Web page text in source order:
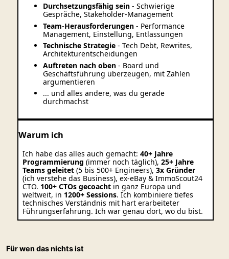
Durchsetzungsfähig sein - Schwierige
Gespräche, Stakeholder-Management
Team-Herausforderungen - Performance
Management, Einstellung, Entlassungen
Technische Strategie - Tech Debt, Rewrites,
Architekturentscheidungen
Auftreten nach oben - Board und
Geschäftsführung überzeugen, mit Zahlen
argumentieren
... und alles andere, was du gerade
durchmachst
Warum ich
Ich habe das alles auch gemacht:40+ Jahre
Programmierung (immer noch täglich),25+ Jahre
Teams geleitet (5 bis 500+ Engineers),3x Gründer
(ich verstehe das Business), ex-eBay & ImmoScout24
CTO. 100+ CTOs gecoacht in ganz Europa und
weltweit, in 1200+ Sessions. Ich kombiniere tiefes
technisches Verständnis mit hart erarbeiteter
Führungserfahrung. Ich war genau dort, wo du bist.
Für wen das nichts ist